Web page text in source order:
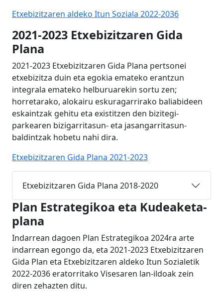
Etxebizitzaren aldeko Itun Soziala 2022-2036
2021-2023 Etxebizitzaren Gida
Plana
2021-2023 Etxebizitzaren Gida Plana pertsonei
etxebizitza duin eta egokia emateko erantzun
integrala emateko helburuarekin sortu zen;
horretarako, alokairu eskuragarrirako baliabideen
eskaintzak gehitu eta existitzen den bizitegi-
parkearen bizigarritasun- eta jasangarritasun-
baldintzak hobetu nahi dira.
Etxebizitzaren Gida Plana 2021-2023
Etxebizitzaren Gida Plana 2018-2020
Plan Estrategikoa eta Kudeaketa-
plana
Indarrean dagoen Plan Estrategikoa 2024ra arte
indarrean egongo da, eta 2021-2023 Etxebizitzaren
Gida Plan eta Etxebizitzaren aldeko Itun Sozialetik
2022-2036 eratorritako Visesaren lan-ildoak zein
diren zehazten ditu.